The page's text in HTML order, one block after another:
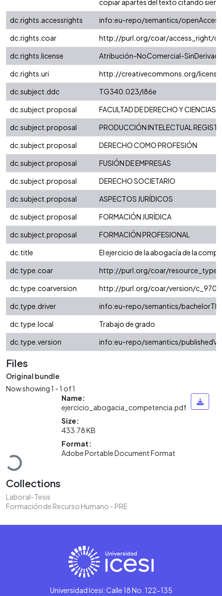
copiar apartes del texto citando
dc.rights.accessrights
info:eu-repo/semantics/openAccess
dc.rights.coar
http://purl.org/coar/access_right/
dc.rights.license
Atribución-NoComercial-
dc.rights.uri
http://creativecommons.org/
dc.subject.ddc
TG340.023/I86e
dc.subject.proposal
FACULTAD DE DERECHO Y CIENCIAS
dc.subject.proposal
PRODUCCIÓN INTELECTUAL
dc.subject.proposal
DERECHO COMO PROFESIÓN
dc.subject.proposal
FUSIÓN DE EMPRESAS
dc.subject.proposal
DERECHO SOCIETARIO
dc.subject.proposal
ASPECTOS JURÍDICOS
dc.subject.proposal
FORMACIÓN JURÍDICA
dc.subject.proposal
FORMACIÓN PROFESIONAL
dc.title
El ejercicio de la abogacía de la
dc.type.coar
http://purl.org/coar/resource_type/
dc.type.coarversion
http://purl.org/coar/version/
dc.type.driver
info:eu-repo/semantics/
dc.type.local
Trabajo de grado
dc.type.version
info:eu-repo/semantics/
Files
Original bundle
Now showing1 - 1 of 1
Loading...
Name:
ejercicio_abogacia_competencia.pdf
Size:
433.78 KB
Format:
Adobe Portable Document Format
Collections
Laboral-Tesis
Formación de Recurso Humano - PRE
Universidad Icesi: Calle 18 No. 122-135